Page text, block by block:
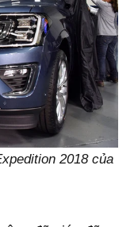
2018 của